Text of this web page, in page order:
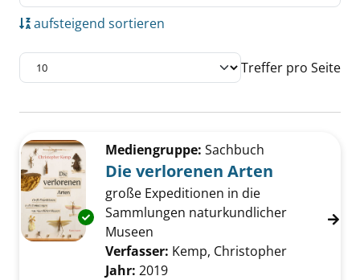
aufsteigend sortieren
Treffer pro Seite
Zu den Suchfiltern springen
Exemplar-Details von Die verlorenen Arten
Mediengruppe: Sachbuch
Die verlorenen Arten
große Expeditionen in die
Sammlungen naturkundlicher
Museen
Verfasser: Kemp, Christopher
Jahr: 2019